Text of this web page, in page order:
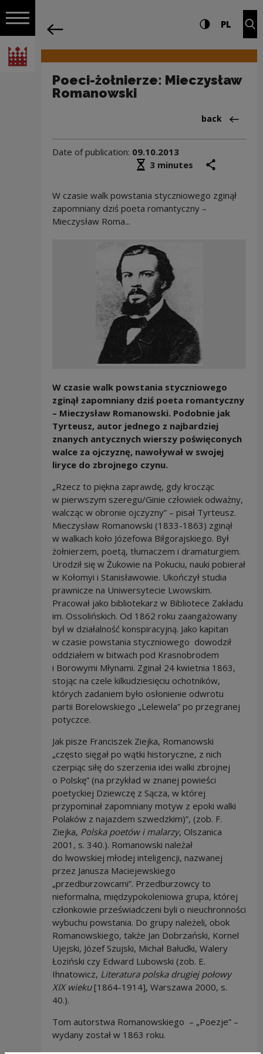
Open navigation
National Centre for Culture Poland
Navigation Settings and search
High contrast
PL
Poeci-żołnierze: Mieczysław
Romanowski
Back
back
Date of publication: 09.10.2013
Średni czas czytania
3 minutes
W czasie walk powstania styczniowego zginął
zapomniany dziś poeta romantyczny –
Mieczysław Roma...
W czasie walk powstania styczniowego
zginął zapomniany dziś poeta romantyczny
– Mieczysław Romanowski. Podobnie jak
Tyrteusz, autor jednego z najbardziej
znanych antycznych wierszy poświęconych
walce za ojczyznę, nawoływał w swojej
liryce do zbrojnego czynu.
„Rzecz to piękna zaprawdę, gdy krocząc
w pierwszym szeregu/Ginie człowiek odważny,
walcząc w obronie ojczyzny” – pisał Tyrteusz.
Mieczysław Romanowski (1833-1863) zginął
w walkach koło Józefowa Biłgorajskiego. Był
żołnierzem, poetą, tłumaczem i dramaturgiem.
Urodził się w Żukowie na Pokuciu, nauki pobierał
w Kołomyi i Stanisławowie. Ukończył studia
prawnicze na Uniwersytecie Lwowskim.
Pracował jako bibliotekarz w Bibliotece Zakładu
im. Ossolińskich. Od 1862 roku zaangażowany
był w działalność konspiracyjną. Jako kapitan
w czasie powstania styczniowego dowodził
oddziałem w bitwach pod Krasnobrodem
i Borowymi Młynami. Zginał 24 kwietnia 1863,
stojąc na czele kilkudziesięciu ochotników,
których zadaniem było osłonienie odwrotu
partii Borelowskiego „Lelewela” po przegranej
potyczce.
Jak pisze Franciszek Ziejka, Romanowski
„często sięgał po wątki historyczne, z nich
czerpiąc siłę do szerzenia idei walki zbrojnej
o Polskę” (na przykład w znanej powieści
poetyckiej Dziewczę z Sącza, w której
przypominał zapomniany motyw z epoki walki
Polaków z najazdem szwedzkim)”, (zob. F.
Ziejka, Polska poetów i malarzy, Olszanica
2001, s. 340.). Romanowski należał
do lwowskiej młodej inteligencji, nazwanej
przez Janusza Maciejewskiego
„przedburzowcami”. Przedburzowcy to
nieformalna, międzypokoleniowa grupa, której
członkowie przeświadczeni byli o nieuchronności
wybuchu powstania. Do grupy należeli, obok
Romanowskiego, także Jan Dobrzański, Kornel
Ujejski, Józef Szujski, Michał Bałudki, Walery
Łoziński czy Edward Lubowski (zob. E.
Ihnatowicz, Literatura polska drugiej połowy
XIX wieku[1864-1914], Warszawa 2000, s.
40.).
Tom autorstwa Romanowskiego – „Poezje” –
wydany został w 1863 roku.